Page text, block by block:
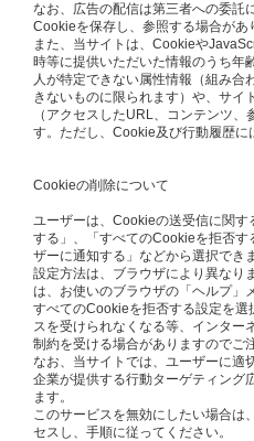
なお、広告の配信は第三者への委託
Cookieを保存し、参照する場合があ
また、当サイトは、Cookieや
時等に提供いただいた情報のうち年
人が特定できない属性情報（組み合
きないものに限られます）や、サイ
（アクセスしたURL、コンテンツ
す。ただし、Cookie及び行動履歴に
Cookieの削除について
ユーザーは、Cookieの送受信に関
する」、「すべてのCookieを拒否
ザーに通知する」などから選択でき
設定方法は、ブラウザにより異なり
は、お使いのブラウザの「ヘルプ」
すべてのCookieを拒否する設定を
スを受けられなくなる等、インター
制約を受ける場合がありますのでご
なお、当サイトでは、ユーザーに適
企業が提供する行動ターゲティング
ます。
このサービスを無効にしたい場合は
セスし、手順に従ってください。